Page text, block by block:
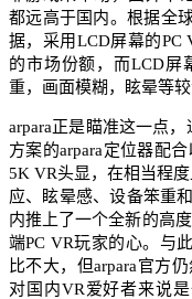
都远高于国内。根据全
据，采用LCD屏幕的PC
的市场份额，而LCD屏
重，画面模糊，眩晕等
arpara正是瞄准这一点
方案的arpara定位器配
5K VR头显，在相当程
应、眩晕感、设备笨重
内推上了一个全新的高
端PC VR玩家的心。与
比不大，但arpara官方
对国内VR爱好者来说